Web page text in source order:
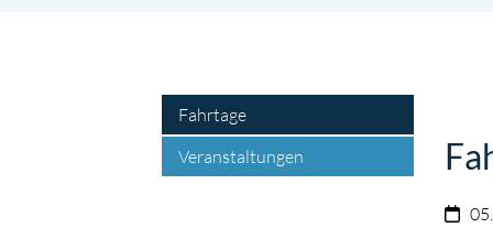
Fahrtage
Veranstaltungen